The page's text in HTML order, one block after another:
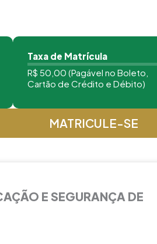
Taxa de Matrícula
R$ 50,00 (Pagável no Boleto,
Cartão de Crédito e Débito)
MATRICULE-SE
E SEGURANÇA DE